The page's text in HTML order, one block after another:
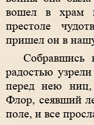
вошел в храм
престоле
пришел он в
Собравшись
радостью
перед нею ниц,
Флор, сеявший
поле, и все